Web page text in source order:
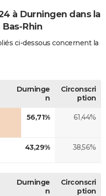
à Durningen dans la
Rhin
ci-dessous concernent la
Durninge
n
Circonscri
ption
56,71% 61,44%
43,29% 38,56%
Durninge
n
Circonscri
ption